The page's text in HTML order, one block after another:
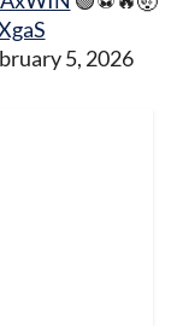
5, 2026